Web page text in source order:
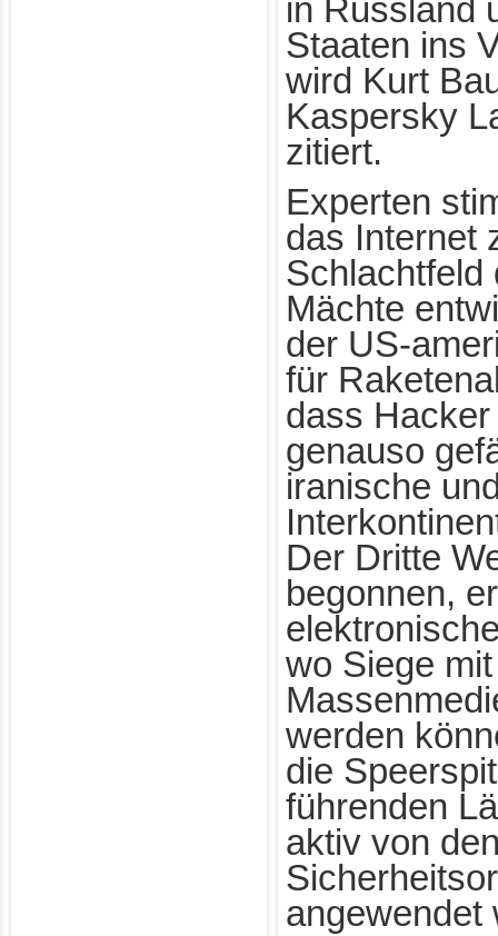
in Russland
Staaten ins
wird Kurt
Kaspersky
zitiert.
Experten
das Internet
Schlachtfeld
Mächte
der US-
für
dass
genauso
iranische
Der Dritte
begonnen,
wo Siege
werden
die
führenden
aktiv von
angewendet